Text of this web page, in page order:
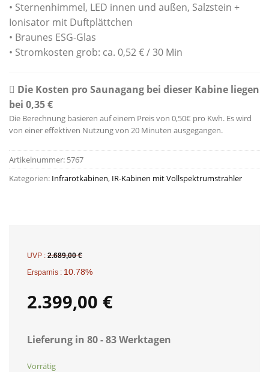
• Sternenhimmel, LED innen und außen, Salzstein +
Ionisator mit Duftplättchen
• Braunes ESG-Glas
• Stromkosten grob: ca. 0,52 € / 30 Min
Die Kosten pro Saunagang bei dieser Kabine liegen
bei 0,35 €
Die Berechnung basieren auf einem Preis von 0,50€ pro Kwh. Es wird
von einer effektiven Nutzung von 20 Minuten ausgegangen.
Artikelnummer: 5767
Kategorien: Infrarotkabinen, IR-Kabinen mit Vollspektrumstrahler
UVP : 2.689,00€
Ersparnis : 10.78%
2.399,00 €
Lieferung in 80 - 83 Werktagen
Vorrätig